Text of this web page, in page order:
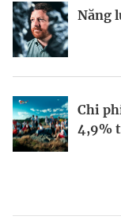
Năng
Chi
4,9%
Nếu
công
Định
kinh
Kết
điều